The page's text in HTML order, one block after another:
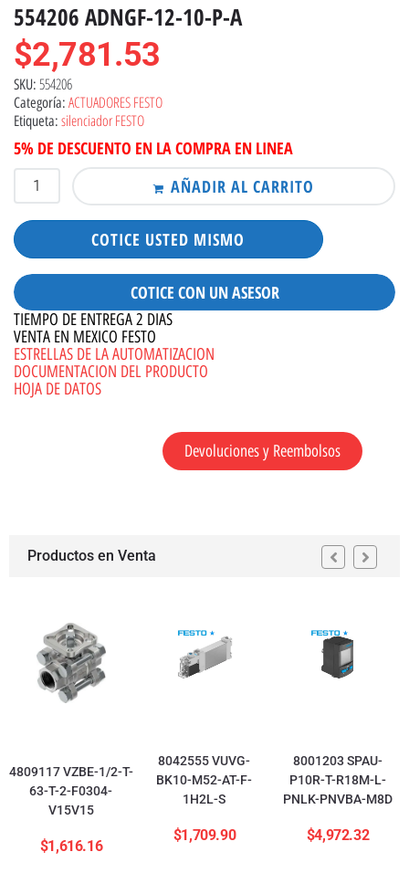
554206 ADNGF-12-10-P-A
$2,781.53
SKU: 554206
Categoría: ACTUADORES FESTO
Etiqueta: silenciador FESTO
5% DE DESCUENTO EN LA COMPRA EN LINEA
AÑADIR AL CARRITO
COTICE USTED MISMO
COTICE CON UN ASESOR
TIEMPO DE ENTREGA 2 DIAS
VENTA EN MEXICO FESTO
ESTRELLAS DE LA AUTOMATIZACION
DOCUMENTACION DEL PRODUCTO
HOJA DE DATOS
Devoluciones y Reembolsos
Productos en Venta
4809117 VZBE-1/2-T-
63-T-2-F0304-
V15V15
$1,616.16
8042555 VUVG-
BK10-M52-AT-F-
1H2L-S
$1,709.90
8001203 SPAU-
P10R-T-R18M-L-
PNLK-PNVBA-M8D
$4,972.32